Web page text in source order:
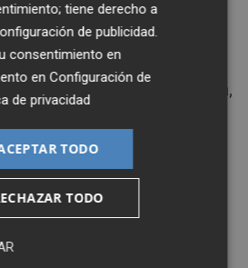
con locales situados en
como Marxalenes,
o Xúquer), con
como Paiporta,
Paterna. Por su parte,
con participantes
la propia capital, en
Vicent del Raspeig y
con locales
en Castellón de la
tiene derecho a
de publicidad.
consentimiento en
enConfiguración de
de privacidad
TODO
TODO